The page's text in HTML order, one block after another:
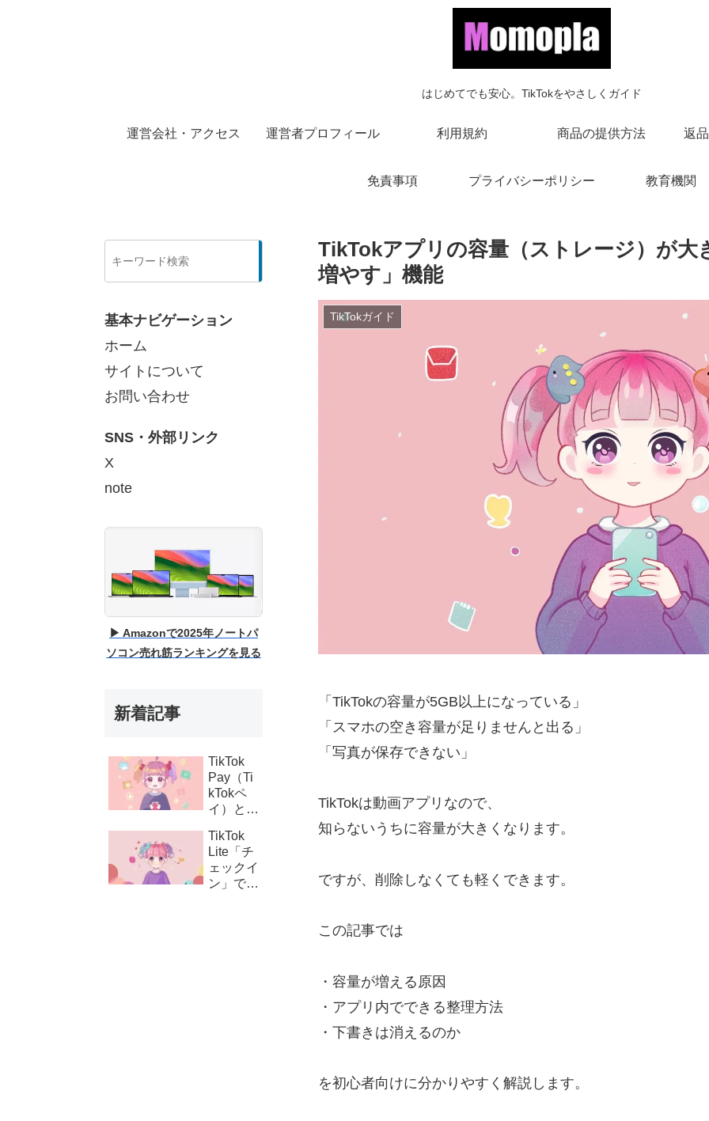
はじめてでも安心。TikTokをやさしくガイド
運営会社・アクセス 運営者プロフィール 利用規約 商品の提供方法 返
免責事項 プライバシーポリシー 教育機関
TikTokアプリの容量（ストレージ）が大
増やす」機能
TikTokガイド
「TikTokの容量が5GB以上になっている」
「スマホの空き容量が足りませんと出る」
「写真が保存できない」
TikTokは動画アプリなので、
知らないうちに容量が大きくなります。
ですが、削除しなくても軽くできます。
この記事では
・容量が増える原因
・アプリ内でできる整理方法
・下書きは消えるのか
を初心者向けに分かりやすく解説します。
基本ナビゲーション
ホーム
サイトについて
お問い合わせ
SNS・外部リンク
X
note
▶ Amazonで2025年ノートパ
ソコン売れ筋ランキングを見る
新着記事
TikTok
Pay（Ti
kTokペ
イ）と
い設定の
方法とコ
イン購
入・課金
TikTok
Lite「チ
ェックイ
ン」でき